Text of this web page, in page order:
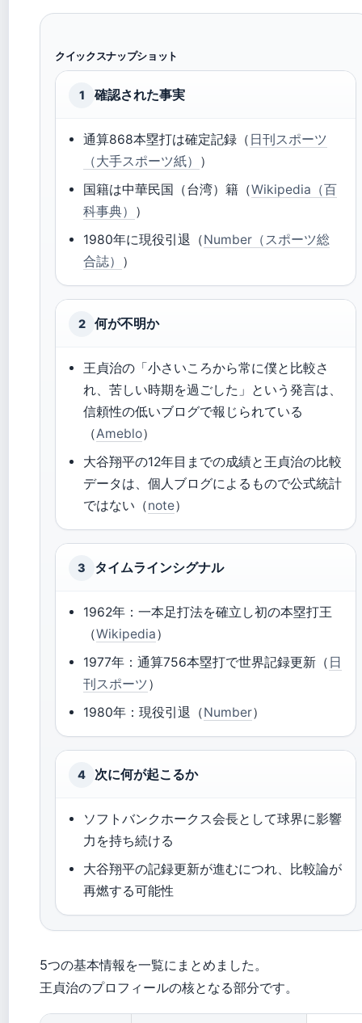
クイックスナップショット
1 確認された事実
通算868本塁打は確定記録（ 日刊スポーツ
（大手スポーツ紙） ）
国籍は中華民国（台湾）籍（Wikipedia（百
科事典） ）
1980年に現役引退（Number（スポーツ総
合誌） ）
2 何が不明か
王貞治の「小さいころから常に僕と比較さ
れ、苦しい時期を過ごした」という発言は、
信頼性の低いブログで報じられている
（Ameblo）
大谷翔平の12年目までの成績と王貞治の比較
データは、個人ブログによるもので公式統計
ではない（note）
3 タイムラインシグナル
1962年：一本足打法を確立し初の本塁打王
（Wikipedia）
1977年：通算756本塁打で世界記録更新（ 日
刊スポーツ）
1980年：現役引退（Number）
4 次に何が起こるか
ソフトバンクホークス会長として球界に影響
力を持ち続ける
大谷翔平の記録更新が進むにつれ、比較論が
再燃する可能性
5つの基本情報を一覧にまとめました。
王貞治のプロフィールの核となる部分です。